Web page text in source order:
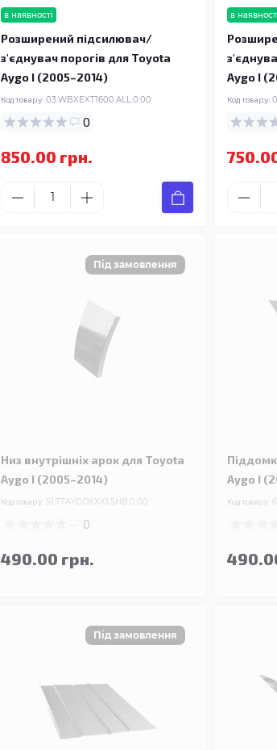
в наявності
Розширений підсилювач/
з'єднувач порогів для Toyota
Aygo I (2005–2014)
Код товару: 03.WBXEXT1600.ALL.0.00
0
850.00 грн.
в
Aygo I
Код товару:
Низ внутрішніх арок для Toyota
Aygo I (2005–2014)
Код товару: 51.TTAYGOXXX1.5HB.0.00
0
490.00 грн.
Aygo I
Код товару: